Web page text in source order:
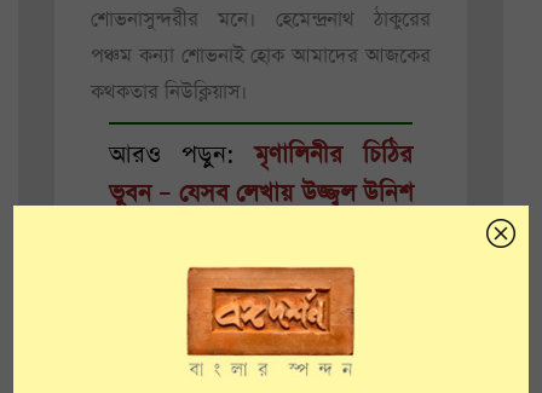
শোভনাসুন্দরীর মনে। হেমেন্দ্রনাথ ঠাকুরের
পঞ্চম কন্যা শোভনাই হোক আমাদের আজকের
কথকতার নিউক্লিয়াস।
আরও পড়ুন:মৃণালিনীর চিঠির
ভুবন – যেসব লেখায় উজ্জ্বল উনিশ
রবি ঠাকুরের পরিবারের মেয়ে শোভনা। কিন্তু
রবীন্দ্রনাথেরলেখার চেয়ে তিনি
স্বর্ণকুমারীদেবীর লেখা পড়ে অনুপ্রাণিত